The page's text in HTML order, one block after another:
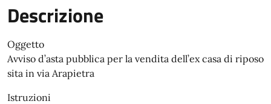
Descrizione
Oggetto
Avviso d’asta pubblica per la vendita dell’ex casa di riposo
sita in via Arapietra
Istruzioni